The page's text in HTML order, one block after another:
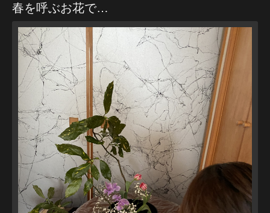
春を呼ぶお花で…